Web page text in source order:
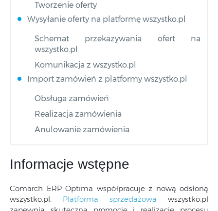
Tworzenie oferty
Wysyłanie oferty na platformę wszystko.pl
Schemat przekazywania ofert na
wszystko.pl
Komunikacja z wszystko.pl
Import zamówień z platformy wszystko.pl
Obsługa zamówień
Realizacja zamówienia
Anulowanie zamówienia
Informacje wstępne
Comarch ERP Optima współpracuje z nową odsłoną
wszystko.pl. Platforma sprzedażowa wszystko.pl